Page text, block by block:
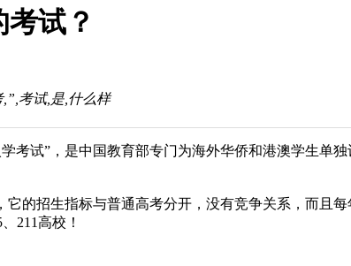
试？
考试,是,什么样
考试”，是中国教育部专门为海外华侨和港澳学生单
的招生指标与普通高考分开，没有竞争关系，而且
211高校！